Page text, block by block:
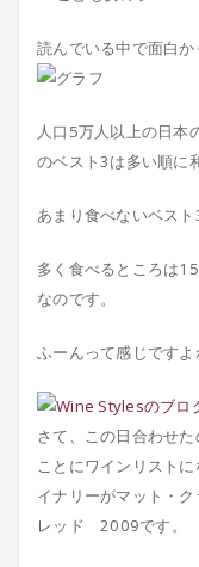
読んでいる中で面白か
人口5万人以上の日本
のベスト3は多い順に
あまり食べないベスト
多く食べるところは
なのです。
ふーんって感じですよ
さて、この日合わせ
ことにワインリスト
イナリーがマット・
レッド 2009です。